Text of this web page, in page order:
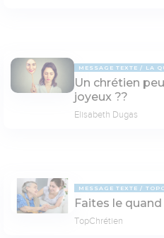
MESSAGE TEXTE LA
Un chrétien
joyeux ??
Elisabeth Dugas
MESSAGE TEXTE
Faites le quand
TopChrétien